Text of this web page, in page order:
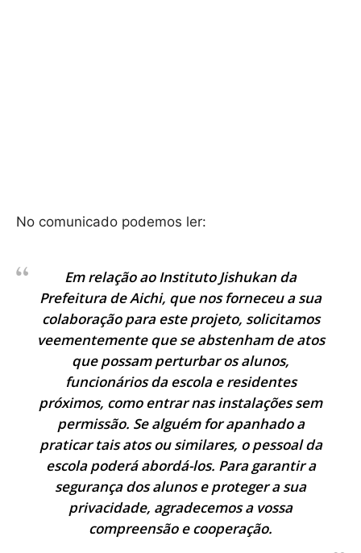
No comunicado podemos ler:
Em relação ao Instituto Jishukan da
Prefeitura de Aichi, que nos forneceu a sua
colaboração para este projeto, solicitamos
veementemente que se abstenham de atos
que possam perturbar os alunos,
funcionários da escola e residentes
próximos, como entrar nas instalações sem
permissão. Se alguém for apanhado a
praticar tais atos ou similares, o pessoal da
escola poderá abordá-los. Para garantir a
segurança dos alunos e proteger a sua
privacidade, agradecemos a vossa
compreensão e cooperação.